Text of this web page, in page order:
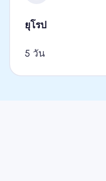
ยุโรป
5 วัน